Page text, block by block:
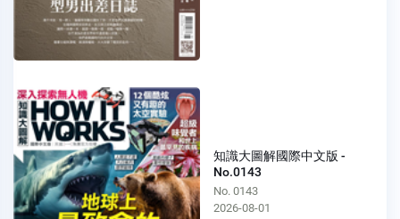
知識大圖解國際中文版 -
No.0143
No. 0143
2026-08-01